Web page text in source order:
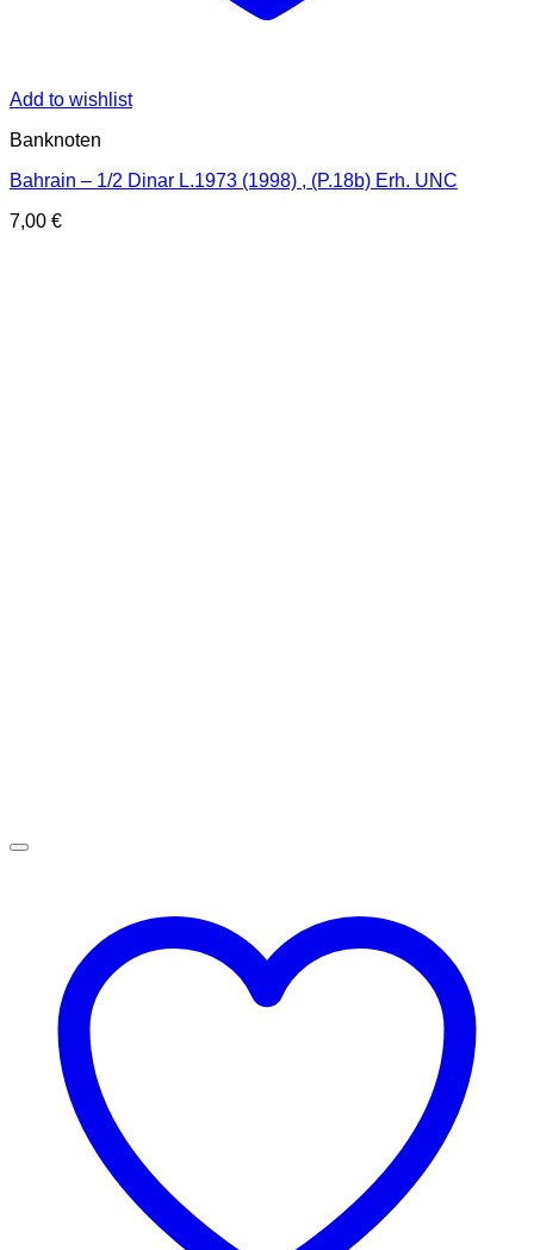
Add to wishlist
Banknoten
Bahrain – 1/2 Dinar L.1973 (1998) , (P.18b) Erh. UNC
7,00 €